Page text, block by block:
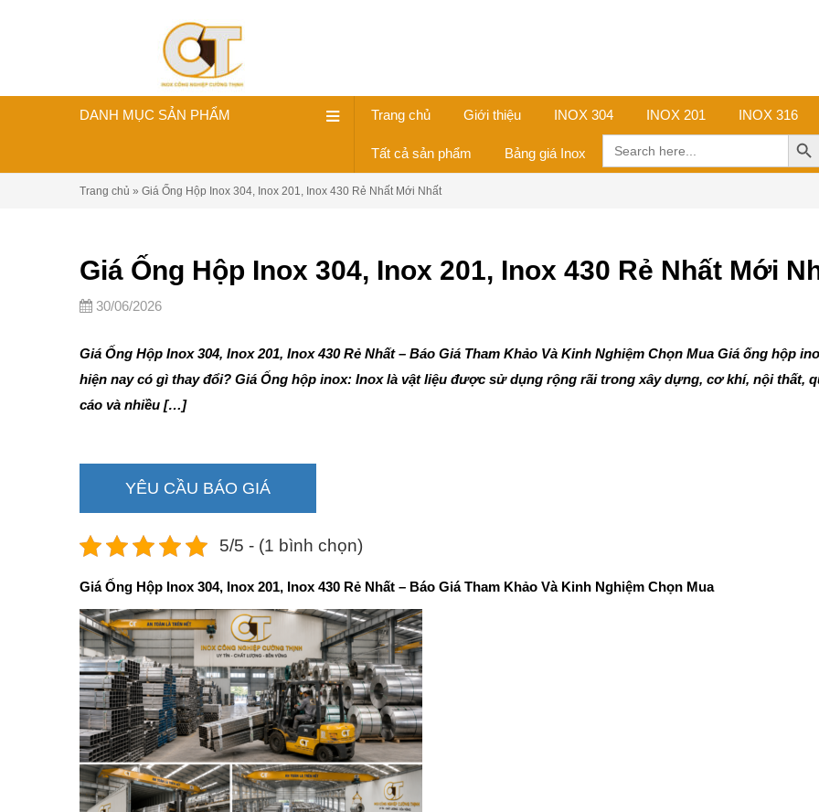
DANH MỤC SẢN PHẨM Trang chủ Giới thiệu INOX 304 INOX 201 INOX 316
Tất cả sản phẩm Bảng giá Inox
Search
for:
Search
Trang chủ » Giá Ống Hộp Inox 304, Inox 201, Inox 430 Rẻ Nhất Mới Nhất
Giá Ống Hộp Inox 304, Inox 201, Inox 430 Rẻ Nhất Mới
30/06/2026
Giá Ống Hộp Inox 304, Inox 201, Inox 430 Rẻ Nhất – Báo Giá Tham Khảo Và Kinh Nghiệm Chọn Mua Giá ống hộp
hiện nay có gì thay đổi? Giá Ống hộp inox: Inox là vật liệu được sử dụng rộng rãi trong xây dựng, cơ khí, nội thất,
cáo và nhiều […]
YÊU CẦU BÁO GIÁ
5/5 - (1 bình chọn)
Giá Ống Hộp Inox 304, Inox 201, Inox 430 Rẻ Nhất – Báo Giá Tham Khảo Và Kinh Nghiệm Chọn Mua